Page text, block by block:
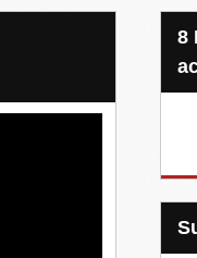
8 Projets, 20 €, une seule